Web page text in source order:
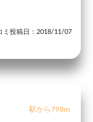
ミ投稿日：2018/11/07
駅から798m